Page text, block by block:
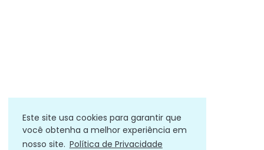
Este site usa cookies para garantir que
você obtenha a melhor experiência em
nosso site. Política de Privacidade